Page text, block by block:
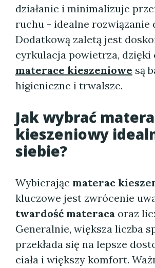
działanie i minimalizuje
ruchu - idealne rozwiązanie
Dodatkową zaletą jest
cyrkulacja powietrza, dzięki
materace kieszeniowe są
higieniczne i trwalsze.
Jak wybrać
kieszeniowy
siebie?
Wybierając materac
kluczowe jest zwrócenie
twardość materaca oraz
Generalnie, większa liczba
przekłada się na lepsze
ciała i większy komfort.